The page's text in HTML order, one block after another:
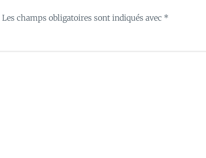
Les champs obligatoires sont indiqués avec *